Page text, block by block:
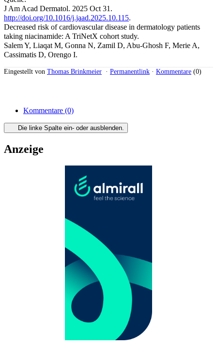
J Am Acad Dermatol. 2025 Oct 31.
http://doi.org/10.1016/j.jaad.2025.10.115.
Decreased risk of cardiovascular disease in dermatology patients
taking niacinamide: A TriNetX cohort study.
Salem Y, Liaqat M, Gonna N, Zamil D, Abu-Ghosh F, Merie A,
Cassimatis D, Orengo I.
Eingestellt von Thomas Brinkmeier · Permanentlink · Kommentare (0)
Kommentare (0)
Die linke Spalte ein- oder ausblenden.
Anzeige